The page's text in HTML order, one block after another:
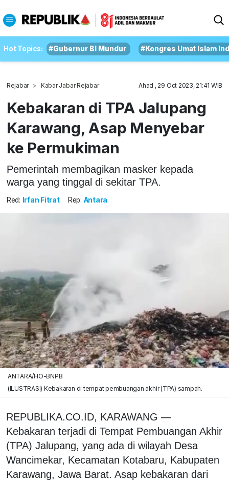
Hot Topics: #Gubernur BI Mundur #Kongres Umat Islam
Rejabar Kabar Jabar Rejabar Ahad , 29 Oct 2023, 21:41 WIB
Kebakaran di TPA Jalupang
Karawang, Asap Menyebar
ke Permukiman
Pemerintah membagikan masker kepada
warga yang tinggal di sekitar TPA.
Red: Irfan Fitrat Rep: Antara
ANTARA/HO-BNPB
(ILUSTRASI) Kebakaran di tempat pembuangan akhir (TPA) sampah.
REPUBLIKA.CO.ID, KARAWANG —
Kebakaran terjadi di Tempat Pembuangan Akhir
(TPA) Jalupang, yang ada di wilayah Desa
Wancimekar, Kecamatan Kotabaru, Kabupaten
Karawang, Jawa Barat. Asap kebakaran dari